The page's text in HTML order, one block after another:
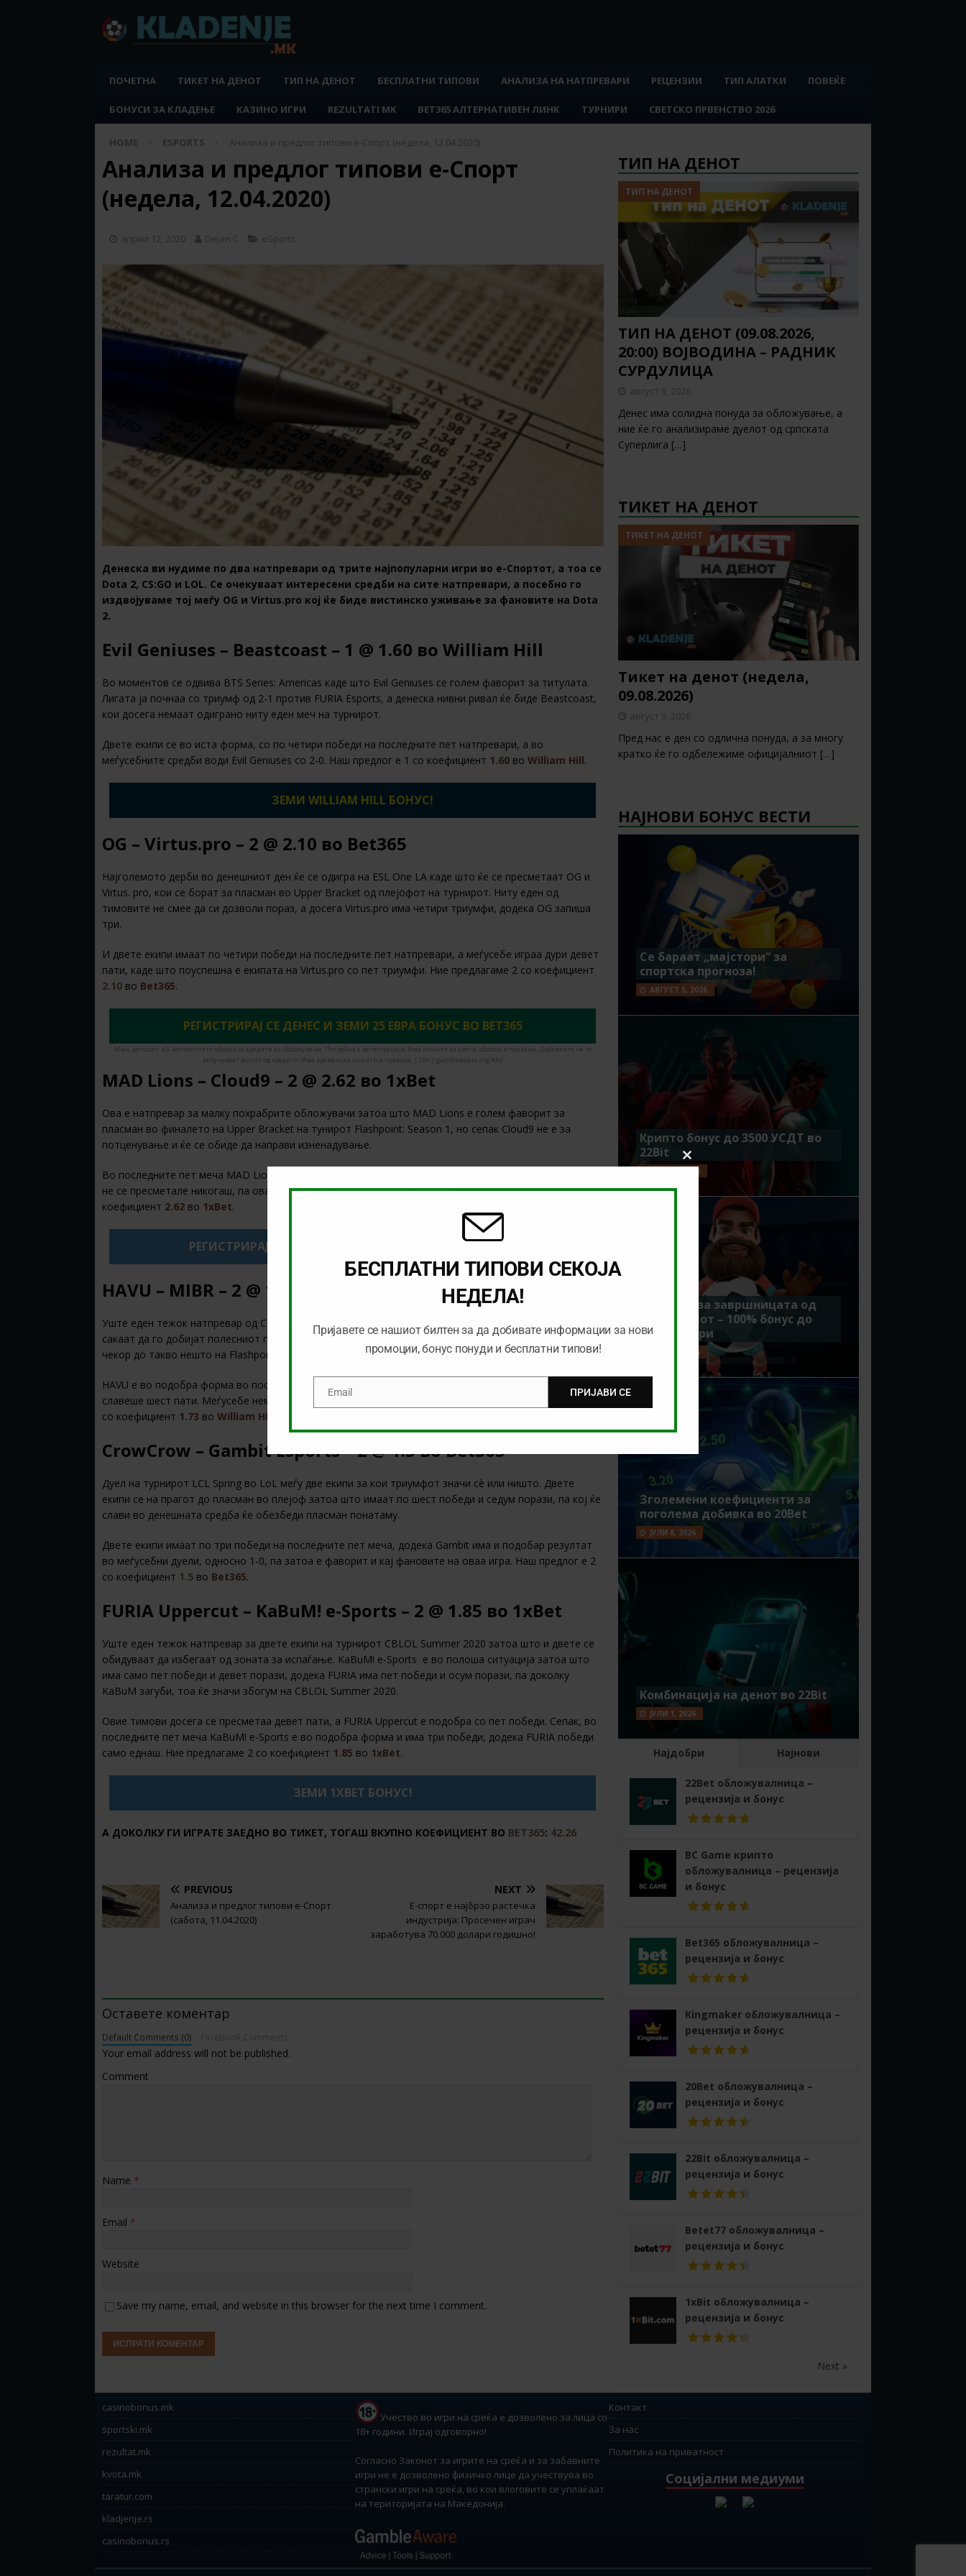
ПОЧЕТНА ТИКЕТ НА ДЕНОТ ТИП НА ДЕНОТ БЕСПЛАТНИ ТИПОВИ АНАЛИЗА НА НАТПРЕВАРИ РЕЦЕНЗИИ ТИП АЛАТКИ ПОВЕЌЕ
БОНУСИ ЗА КЛАДЕЊЕ КАЗИНО ИГРИ REZULTATI MK BET365 АЛТЕРНАТИВЕН ЛИНК ТУРНИРИ СВЕТСКО ПРВЕНСТВО 2026
HOME ESPORTS Анализа и предлог типови е-Спорт (недела, 12.04.2020)
Анализа и предлог типови е-Спорт
(недела, 12.04.2020)
април 12, 2020 Dejan C eSports
Денеска ви нудиме по два натпревари од трите најпопуларни игри во е-Спортот, а тоа се
Dota 2, CS:GO и LOL. Се очекуваат интересени средби на сите натпревари, а посебно го
издвојуваме тој меѓу OG и Virtus.pro кој ќе биде вистинско уживање за фановите на Dota
2.
Evil Geniuses – Beastcoast – 1 @ 1.60 во William Hill
Во моментов се одвива BTS Series: Americas каде што Evil Geniuses се голем фаворит за титулата.
Лигата ја почнаа со триумф од 2-1 против FURIA Esports, а денеска нивни ривал ќе биде Beastcoast,
кои досега немаат одиграно ниту еден меч на турнирот.
Двете екипи се во иста форма, со по четири победи на последните пет натпревари, а во
меѓусебните средби води Evil Geniuses со 2-0. Наш предлог е 1 со коефициент 1.60 во William Hill.
ЗЕМИ WILLIAM HILL БОНУС!
OG – Virtus.pro – 2 @ 2.10 во Bet365
Најголемото дерби во денешниот ден ќе се одигра на ESL One LA каде што ќе се пресметаат OG и
Virtus. pro, кои се борат за пласман во Upper Bracket од плејофот на турнирот. Ниту еден од
тимовите не смее да си дозволи пораз, а досега Virtus.pro има четири триумфи, додека OG запиша
три.
И двете екипи имаат по четири победи на последните пет натпревари, а меѓусебе играа дури девет
пати, каде што поуспешна е екипата на Virtus.pro со пет триумфи. Ние предлагаме 2 со коефициент
2.10 во Bet365.
РЕГИСТРИРАЈ СЕ ДЕНЕС И ЗЕМИ 25 ЕВРА БОНУС ВО BET365
Мин. депозит: €5. Бесплатните облози се кредити за обложување. Потребна е регистрација. Има лимити за квоти, облози и плаќање. Добивките не го
вклучуваат влогот од кредити. Има временски лимити и правила. | 18+ | gambleaware.org #Ad
MAD Lions – Cloud9 – 2 @ 2.62 во 1xBet
Ова е натпревар за малку похрабрите обложувачи затоа што MAD Lions е голем фаворит за
пласман во финалето на Upper Bracket на тунирот Flashpoint: Season 1, но сепак Cloud9 не е за
потценување и ќе се обиде да направи изненадување.
Во последните пет меча MAD Lions запиша пет победи, додека Cloud9 има три триумфа. Меѓусебе
не се пресметале никогаш, па ова ќе им биде прва средба. Наш предлог е 2 со
коефициент 2.62 во 1xBet.
РЕГИСТРИРАЈ СЕ НА 1XBET И ЗЕМИ 6000 ДЕНАРИ БОНУС
HAVU – MIBR – 2 @ 1.73
Уште еден тежок натпревар од CS:GO каде што ќе се пресметаат тимовите на HAVU и MIBR. Сите
сакаат да го добијат полесниот пат до финалето, а со триумф денеска ќе стигне една од екипите на
чекор до такво нешто на Flashpoint: Season 1.
HAVU е во подобра форма во последните 10 натпревари бидејќи победи осум пати, додека MIBR
славеше шест пати. Меѓусебе немаат играно, па ова ќе биде нивна прва средба. Ние предлагаме 2
со коефициент 1.73 во William Hill
CrowCrow – Gambit Esports – 2 @ 1.5 воBet365
Дуел на турнирот LCL Spring во LoL меѓу две екипи за кои триумфот значи сè или ништо. Двете
екипи се на прагот до пласман во плејоф затоа што имаат по шест победи и седум порази, па кој ќе
слави во денешната средба ќе обезбеди пласман понатаму.
Двете екипи имаат по три победи на последните пет меча, додека Gambit има и подобар резултат
во меѓусебни дуели, односно 1-0, па затоа е фаворит и кај фановите на оваа игра. Наш предлог е 2
со коефициент 1.5 во Bet365.
FURIA Uppercut – KaBuM! e-Sports – 2 @ 1.85 во 1xBet
Уште еден тежок натпревар за двете екипи на турнирот CBLOL Summer 2020 затоа што и двете се
обидуваат да избегаат од зоната за испаѓање. KaBuM! е-Sports е во полоша ситуација затоа што
има само пет победи и девет порази, додека FURIA има пет победи и осум порази, па доколку
KaBuM загуби, тоа ќе значи збогум на CBLOL Summer 2020.
Овие тимови досега се пресметаа девет пати, а FURIA Uppercut е подобра со пет победи. Сепак, во
последните пет меча KaBuM! e-Sports е во подобра форма и има три победи, додека FURIA победи
само еднаш. Ние предлагаме 2 со коефициент 1.85 во 1xBet.
ЗЕМИ 1XBET БОНУС!
А ДОКОЛКУ ГИ ИГРАТЕ ЗАЕДНО ВО ТИКЕТ, ТОГАШ ВКУПНО КОЕФИЦИЕНТ ВО BET365: 42.26
PREVIOUS
Анализа и предлог типови е-Спорт
(сабота, 11.04.2020)
NEXT
Е-спорт е најбрзо растечка
индустрија: Просечен играч
заработува 70.000 долари годишно!
Оставете коментар
Default Comments (0)
Your email address will not be published.
Comment
Name *
Email *
Website
Save my name, email, and website in this browser for the next time I comment.
ТИП НА ДЕНОТ
ТИП НА ДЕНОТ
ТИП НА ДЕНОТ (09.08.2026,
20:00) ВОЈВОДИНА – РАДНИК
СУРДУЛИЦА
август 9, 2026
Денес има солидна понуда за обложување, а
ние ќе го анализираме дуелот од српската
Суперлига […]
ТИКЕТ НА ДЕНОТ
ТИКЕТ НА ДЕНОТ
Тикет на денот (недела,
09.08.2026)
август 9, 2026
Пред нас е ден со одлична понуда, а за многу
кратко ќе го одбележиме официјалниот […]
НАЈНОВИ БОНУС ВЕСТИ
Се бараат „мајстори“ за
спортска прогноза!
АВГУСТ 5, 2026
Крипто бонус до 3500 УСДТ во
22Bit
ЈУЛИ 29, 2026
Идеално за завршницата од
Мундијалот – 100% бонус до
7500 денари
ЈУЛИ 15, 2026
Зголемени коефициенти за
поголема добивка во 20Bet
ЈУЛИ 8, 2026
Комбинација на денот во 22Bit
ЈУЛИ 1, 2026
Најдобри Најнови
22Bet обложувалница –
рецензија и бонус
BC Game крипто
обложувалница – рецензија
и бонус
Bet365 обложувалница –
рецензија и бонус
Kingmaker обложувалница –
рецензија и бонус
20Bet обложувалница –
рецензија и бонус
22Bit обложувалница –
рецензија и бонус
Betet77 обложувалница –
рецензија и бонус
1xBit обложувалница –
рецензија и бонус
Next »
casinobonus.mk
sportski.mk
rezultat.mk
kvota.mk
taratur.com
kladjenje.rs
casinobonus.rs
Учество во игри на среќа е дозволено за лица со
18+ години. Играј одговорно!
Согласно Законот за игрите на среќа и за забавните
игри не е дозволено физичко лице да учествува во
странски игри на среќа, во кои влоговите се уплаќаат
на територијата на Македонија.
Контакт
За нас
Политика на приватност
Социјални медиуми
Close
this
БЕСПЛАТНИ ТИПОВИ СЕКОЈА
НЕДЕЛА!
Пријавете се нашиот билтен за да добивате информации за нови
промоции, бонус понуди и бесплатни типови!
EmailEmail ПРИЈАВИ СЕ